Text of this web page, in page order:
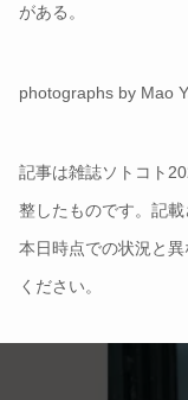
がある。
photographs by Mao
記事は雑誌ソトコト
整したものです。記載
本日時点での状況と
ください。